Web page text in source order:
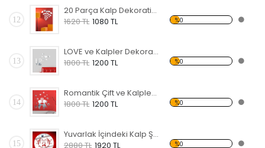
12
20 Parça Kalp Dekoratif Kırılmaz Ayna
1620 TL 1080 TL %0
13
LOVE ve Kalpler Dekoratif Kırılmaz Ayna
1800 TL 1200 TL %0
14
Romantik Çift ve Kalpler Dekoratif Kırılmaz Ayna
1800 TL 1200 TL %0
15
Yuvarlak İçindeki Kalp Şekli Dekoratif Kırılmaz Ayna
2880 TL 1920 TL %0